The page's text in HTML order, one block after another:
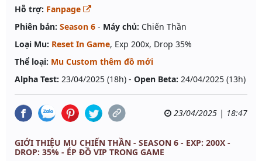
Hỗ trợ: Fanpage
Phiên bản: Season 6 - Máy chủ: Chiến Thần
Loại Mu: Reset In Game, Exp 200x, Drop 35%
Thể loại: Mu Custom thêm đồ mới
Alpha Test: 23/04/2025 (18h) - Open Beta: 24/04/2025 (13h)
23/04/2025 | 18:47
GIỚI THIỆU MU CHIẾN THẦN - SEASON 6 - EXP: 200X -
DROP: 35% - ÉP ĐỒ VIP TRONG GAME